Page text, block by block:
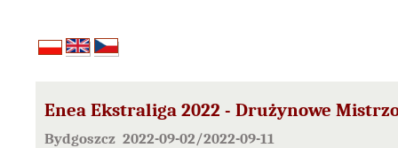
Enea Ekstraliga 2022 - Drużynowe
Bydgoszcz 2022-09-02/2022-09-11